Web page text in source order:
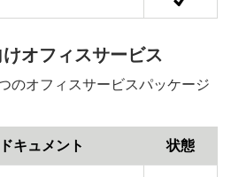
オフィスサービス
のオフィスサービスパッケージ
キュメント 状態